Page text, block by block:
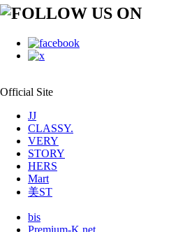
Official Site
JJ
CLASSY.
VERY
STORY
HERS
Mart
美ST
bis
Premium-K.net